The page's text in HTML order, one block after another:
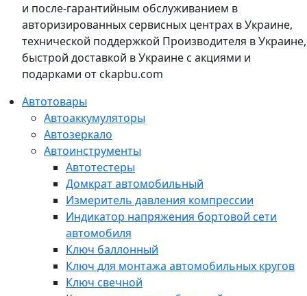
и после-гарантийным обслуживанием в
авторизированных сервисных центрах в Украине,
технической поддержкой Производителя в Украине,
быстрой доставкой в Украине с акциями и
подарками от ckapbu.com
Автотовары
Автоаккумуляторы
Автозеркало
Автоинструменты
Автотестеры
Домкрат автомобильный
Измеритель давления компрессии
Индикатор напряжения бортовой сети
автомобиля
Ключ баллонный
Ключ для монтажа автомобильных кругов
Ключ свечной